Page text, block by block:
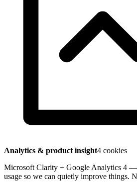
Analytics & product insight4 cookies
Microsoft Clarity + Google Analytics 4 —
usage so we can quietly improve things.